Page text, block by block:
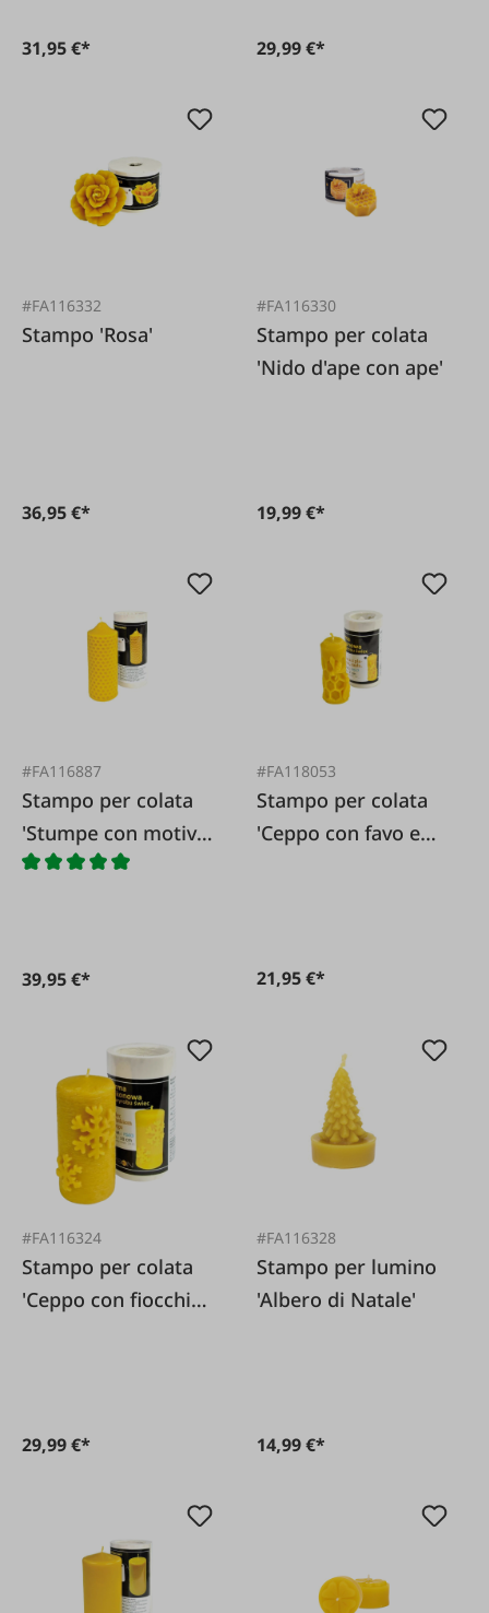
31,95 €* 29,99 €*
#FA116332
Stampo 'Rosa'
36,95 €*
#FA116330
Stampo per colata
'Nido d'ape con ape'
19,99 €*
#FA116887
Stampo per colata
'Stumpe con motivo
a nido d'ape'
39,95 €*
#FA118053
Stampo per colata
'Ceppo con favo e
21,95 €*
#FA116324
Stampo per colata
'Ceppo con fiocchi
29,99 €*
#FA116328
Stampo per lumino
'Albero di Natale'
14,99 €*